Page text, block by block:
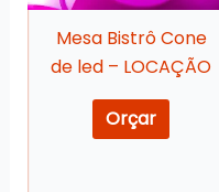
Mesa Bistrô Cone
de led – LOCAÇÃO
Orçar